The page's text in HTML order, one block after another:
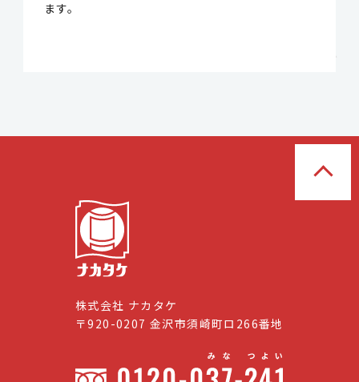
ます。
株式会社 ナカタケ
〒920-0207 金沢市須崎町ロ266番地